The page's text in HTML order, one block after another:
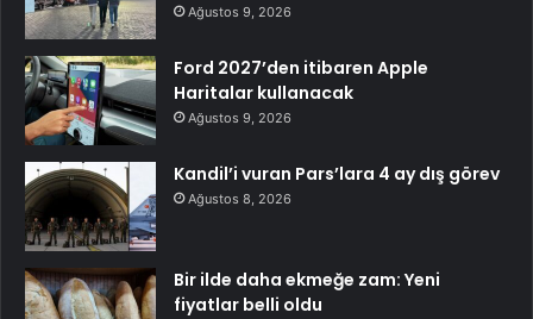
Ağustos 9, 2026
Ford 2027’den itibaren Apple
Haritalar kullanacak
Ağustos 9, 2026
Kandil’i vuran Pars’lara 4 ay dış görev
Ağustos 8, 2026
Bir ilde daha ekmeğe zam: Yeni
fiyatlar belli oldu